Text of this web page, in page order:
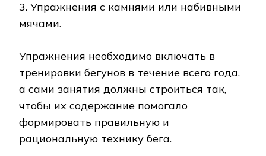
3. Упражнения с камнями или набивными
мячами.
Упражнения необходимо включать в
тренировки бегунов в течение всего года,
а сами занятия должны строиться так,
чтобы их содержание помогало
формировать правильную и
рациональную технику бега.